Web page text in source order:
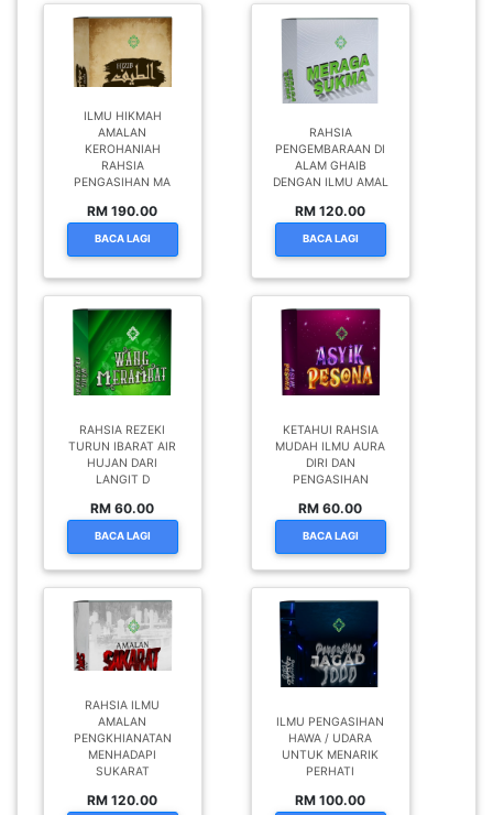
ILMU HIKMAH
AMALAN
KEROHANIAH
RAHSIA
PENGASIHAN MA
RM 190.00
BACA LAGI
RAHSIA
PENGEMBARAAN DI
ALAM GHAIB
DENGAN ILMU AMAL
RM 120.00
BACA LAGI
RAHSIA REZEKI
TURUN IBARAT AIR
HUJAN DARI
LANGIT D
RM 60.00
BACA LAGI
KETAHUI RAHSIA
MUDAH ILMU AURA
DIRI DAN
PENGASIHAN
RM 60.00
BACA LAGI
RAHSIA ILMU
AMALAN
PENGKHIANATAN
MENHADAPI
SUKARAT
RM 120.00
ILMU PENGASIHAN
HAWA / UDARA
UNTUK MENARIK
PERHATI
RM 100.00